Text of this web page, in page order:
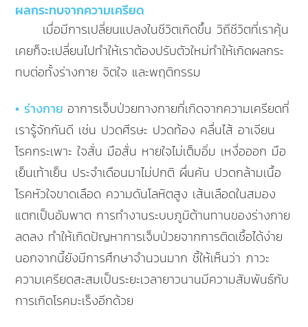
ผลกระทบจากความเครียด
เมื่อมีการเปลี่ยนแปลงในชีวิตเกิดขึ้น วิถีชีวิตที่เราคุ้น
เคยก็จะเปลี่ยนไปทำให้เราต้องปรับตัวใหม่ทำให้เกิดผลกระ
ทบต่อทั้งร่างกาย จิตใจ และพฤติกรรม
• ร่างกาย อาการเจ็บป่วยทางกายที่เกิดจากความเครียดที่
เรารู้จักกันดี เช่น ปวดศีรษะ ปวดท้อง คลื่นไส้ อาเจียน
โรคกระเพาะ ใจสั่น มือสั่น หายใจไม่เต็มอิ่ม เหงื่อออก มือ
เย็นเท้าเย็น ประจำเดือนมาไม่ปกติ ผื่นคัน ปวดกล้ามเนื้อ
โรคหัวใจขาดเลือด ความดันโลหิตสูง เส้นเลือดในสมอง
แตกเป็นอัมพาต การทำงานระบบภูมิต้านทานของร่างกาย
ลดลง ทำให้เกิดปัญหาการเจ็บป่วยจากการติดเชื้อได้ง่าย
นอกจากนี้ยังมีการศึกษาจำนวนมาก ชี้ให้เห็นว่า ภาวะ
ความเครียดสะสมเป็นระยะเวลายาวนานมีความสัมพันธ์กับ
การเกิดโรคมะเร็งอีกด้วย